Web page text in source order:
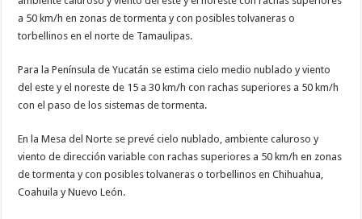
a 50 km/h en zonas de tormenta y con posibles tolvaneras o
torbellinos en el norte de Tamaulipas.
Para la Península de Yucatán se estima cielo medio nublado y viento
del este y el noreste de 15 a 30 km/h con rachas superiores a 50 km/h
con el paso de los sistemas de tormenta.
En la Mesa del Norte se prevé cielo nublado, ambiente caluroso y
viento de dirección variable con rachas superiores a 50 km/h en zonas
de tormenta y con posibles tolvaneras o torbellinos en Chihuahua,
Coahuila y Nuevo León.